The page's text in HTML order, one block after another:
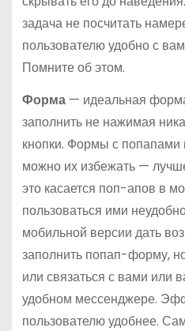
задача не посчитать
пользователю удобно с
Помните об этом.
Форма— идеальная
заполнить не нажимая
кнопки. Формы с
можно их избежать —
это касается поп-апов в
пользоваться ими
мобильной версии дать
заполнить попап-форму,
или связаться с вами или
удобном мессенджере.
пользователю удобнее.